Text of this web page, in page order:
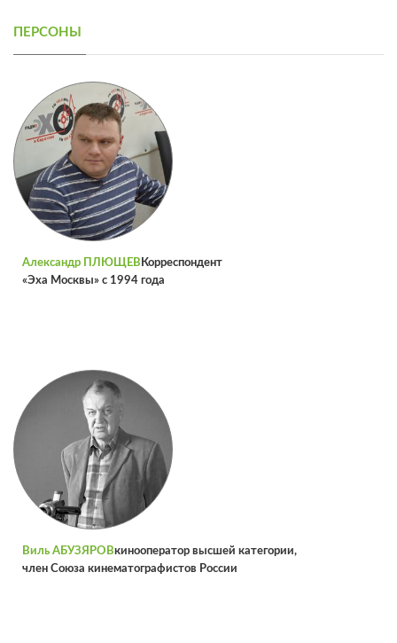
ПЕРСОНЫ
Александр ПЛЮЩЕВ Корреспондент
«Эха Москвы» с 1994 года
Виль АБУЗЯРОВкинооператор высшей категории,
член Союза кинематографистов России